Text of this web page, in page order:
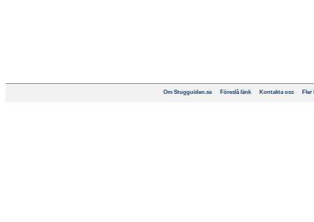
Om Stugguiden.se Föreslå länk Kontakta oss Fler